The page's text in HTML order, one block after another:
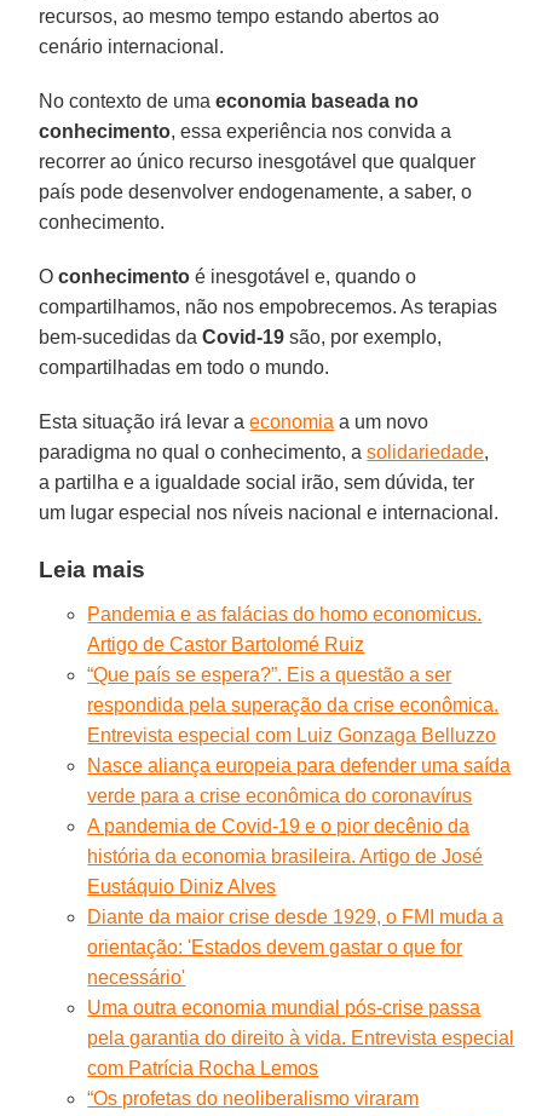
recursos, ao mesmo tempo estando abertos ao
cenário internacional.
No contexto de umaeconomia baseada no
conhecimento, essa experiência nos convida a
recorrer ao único recurso inesgotável que qualquer
país pode desenvolver endogenamente, a saber, o
conhecimento.
Oconhecimento é inesgotável e, quando o
compartilhamos, não nos empobrecemos. As terapias
bem-sucedidas daCovid-19 são, por exemplo,
compartilhadas em todo o mundo.
Esta situação irá levar aeconomia a um novo
paradigma no qual o conhecimento, asolidariedade,
a partilha e a igualdade social irão, sem dúvida, ter
um lugar especial nos níveis nacional e internacional.
Leia mais
Pandemia e as falácias do homo economicus.
Artigo de Castor Bartolomé Ruiz
“Que país se espera?”. Eis a questão a ser
respondida pela superação da crise econômica.
Entrevista especial com Luiz Gonzaga Belluzzo
Nasce aliança europeia para defender uma saída
verde para a crise econômica do coronavírus
A pandemia de Covid-19 e o pior decênio da
história da economia brasileira. Artigo de José
Eustáquio Diniz Alves
Diante da maior crise desde 1929, o FMI muda a
orientação: 'Estados devem gastar o que for
necessário'
Uma outra economia mundial pós-crise passa
pela garantia do direito à vida. Entrevista especial
com Patrícia Rocha Lemos
“Os profetas do neoliberalismo viraram